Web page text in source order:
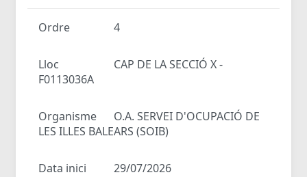
Ordre 4
Lloc
CAP DE LA SECCIÓ X -
F0113036A
Organisme
O.A. SERVEI D'OCUPACIÓ DE
LES ILLES BALEARS (SOIB)
Data inici 29/07/2026